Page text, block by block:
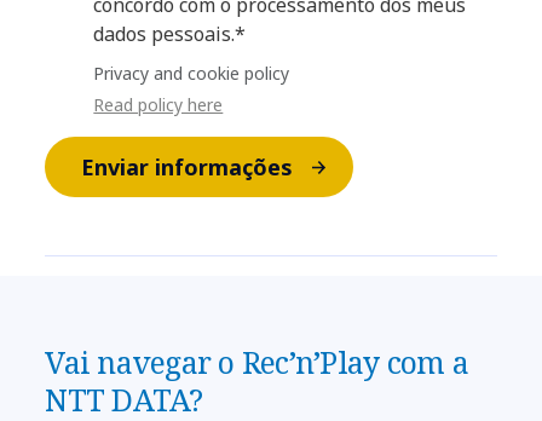
dados pessoais.*
Privacy and cookie policy
Read policy here
Enviar informações
Vai navegar o Rec’n’Play com a
NTT DATA?